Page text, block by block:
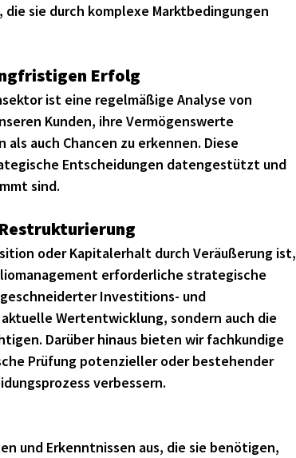
sie durch komplexe Marktbedingungen
Erfolg
ist eine regelmäßige Analyse von
Kunden, ihre Vermögenswerte
auch Chancen zu erkennen. Diese
Entscheidungen datengestützt und
sind.
oder Kapitalerhalt durch Veräußerung ist,
erforderliche strategische
Investitions- und
Wertentwicklung, sondern auch die
Darüber hinaus bieten wir fachkundige
Prüfung potenzieller oder bestehender
verbessern.
und Erkenntnissen aus, die sie benötigen,